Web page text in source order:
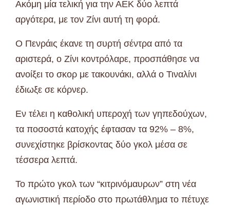
Ακόμη μία τελική για την ΑΕΚ δύο λεπτά
αργότερα, με τον Ζίνι αυτή τη φορά.
Ο Πενράις έκανε τη συρτή σέντρα από τα
αριστερά, ο Ζίνι κοντρόλαρε, προσπάθησε να
ανοίξει το σκορ με τακουνάκι, αλλά ο Τιναλίνι
έδιωξε σε κόρνερ.
Εν τέλει η καθολική υπεροχή των γηπεδούχων,
τα ποσοστά κατοχής έφτασαν τα 92% – 8%,
συνεχίστηκε βρίσκοντας δύο γκολ μέσα σε
τέσσερα λεπτά.
Το πρώτο γκολ των “κιτρινόμαυρων” στη νέα
αγωνιστική περίοδο στο πρωτάθλημα το πέτυχε